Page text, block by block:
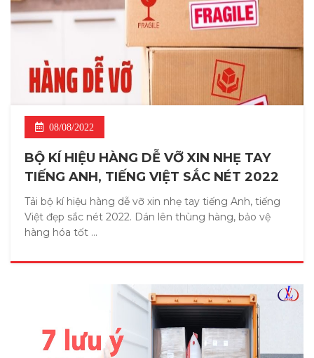
08/08/2022
BỘ KÍ HIỆU HÀNG DỄ VỠ XIN NHẸ TAY
TIẾNG ANH, TIẾNG VIỆT SẮC NÉT 2022
Tải bộ kí hiệu hàng dễ vỡ xin nhẹ tay tiếng Anh, tiếng
Việt đẹp sắc nét 2022. Dán lên thùng hàng, bảo vệ
hàng hóa tốt ...